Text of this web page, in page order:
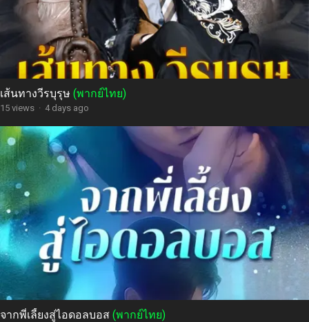
เส้นทางวีรบุรุษ (พากย์ไทย)
15 views · 4 days ago
จากพี่เลี้ยงสู่ไอดอลบอส (พากย์ไทย)